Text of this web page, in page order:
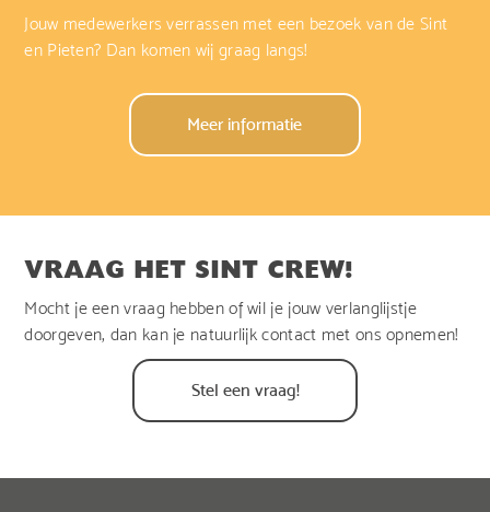
Jouw medewerkers verrassen met een bezoek van de Sint
en Pieten? Dan komen wij graag langs!
Meer informatie
VRAAG HET SINT CREW!
Mocht je een vraag hebben of wil je jouw verlanglijstje
doorgeven, dan kan je natuurlijk contact met ons opnemen!
Stel een vraag!